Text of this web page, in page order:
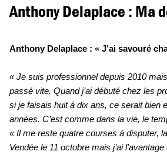
Anthony Delaplace : Ma
Anthony Delaplace : « J’ai savouré
« Je suis professionnel depuis 2010
passé vite. Quand j’ai débuté chez les
si je faisais huit à dix ans, ce serait bien
années. C’est comme dans la vie, le
« Il me reste quatre courses à disputer,
Vendée le 11 octobre mais j’ai